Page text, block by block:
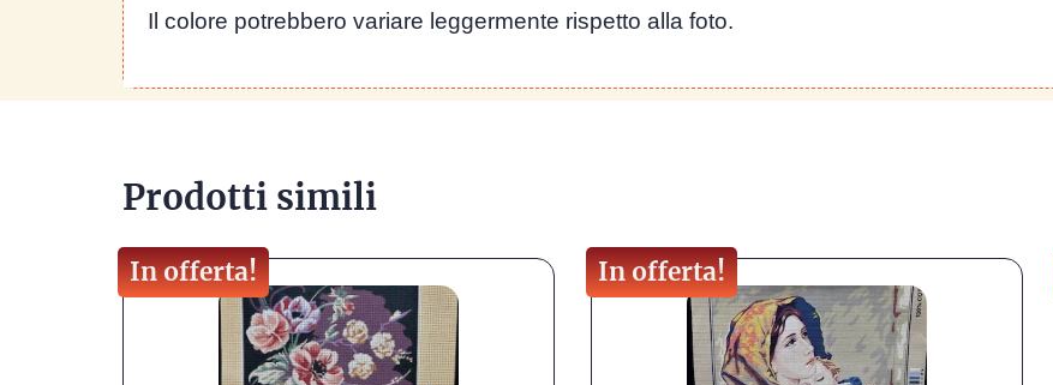
Il colore potrebbero variare leggermente rispetto alla foto.
Prodotti simili
In offerta! In offerta!